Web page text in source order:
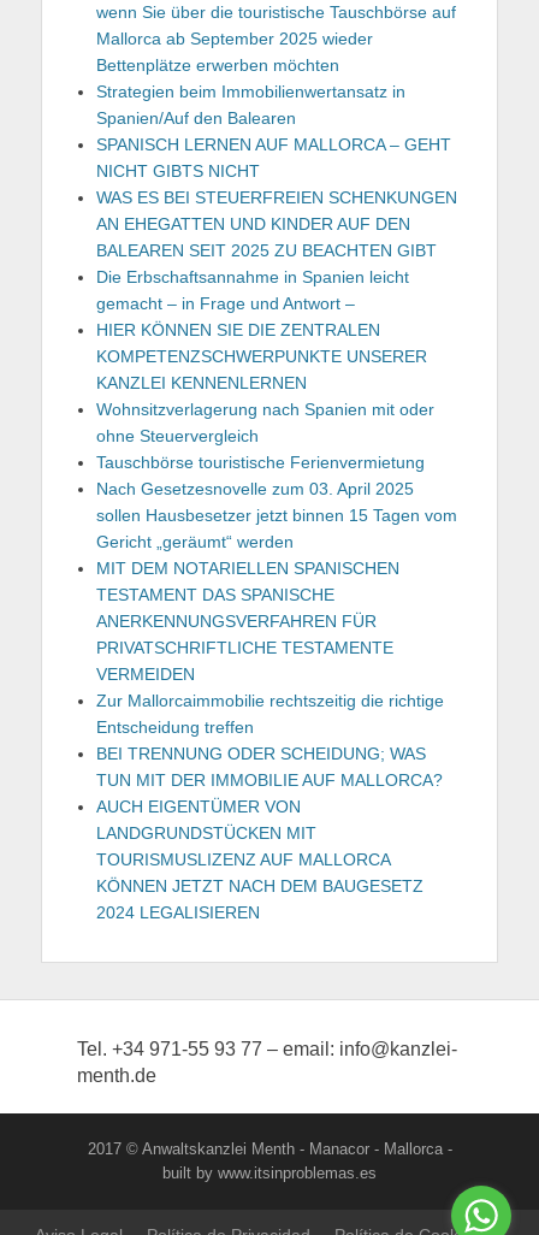
wenn Sie über die touristische Tauschbörse auf
Mallorca ab September 2025 wieder
Bettenplätze erwerben möchten
Strategien beim Immobilienwertansatz in
Spanien/Auf den Balearen
SPANISCH LERNEN AUF MALLORCA – GEHT
NICHT GIBTS NICHT
WAS ES BEI STEUERFREIEN SCHENKUNGEN
AN EHEGATTEN UND KINDER AUF DEN
BALEAREN SEIT 2025 ZU BEACHTEN GIBT
Die Erbschaftsannahme in Spanien leicht
gemacht – in Frage und Antwort –
HIER KÖNNEN SIE DIE ZENTRALEN
KOMPETENZSCHWERPUNKTE UNSERER
KANZLEI KENNENLERNEN
Wohnsitzverlagerung nach Spanien mit oder
ohne Steuervergleich
Tauschbörse touristische Ferienvermietung
Nach Gesetzesnovelle zum 03. April 2025
sollen Hausbesetzer jetzt binnen 15 Tagen vom
Gericht „geräumt“ werden
MIT DEM NOTARIELLEN SPANISCHEN
TESTAMENT DAS SPANISCHE
ANERKENNUNGSVERFAHREN FÜR
PRIVATSCHRIFTLICHE TESTAMENTE
VERMEIDEN
Zur Mallorcaimmobilie rechtszeitig die richtige
Entscheidung treffen
BEI TRENNUNG ODER SCHEIDUNG; WAS
TUN MIT DER IMMOBILIE AUF MALLORCA?
AUCH EIGENTÜMER VON
LANDGRUNDSTÜCKEN MIT
TOURISMUSLIZENZ AUF MALLORCA
KÖNNEN JETZT NACH DEM BAUGESETZ
2024 LEGALISIEREN
Tel. +34 971-55 93 77 – email: info@kanzlei-
menth.de
2017 © Anwaltskanzlei Menth - Manacor - Mallorca -
built by www.itsinproblemas.es